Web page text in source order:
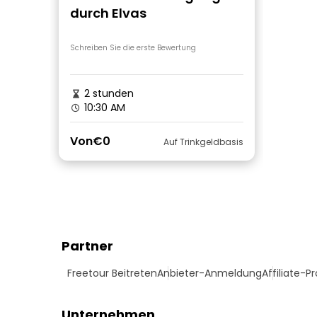
durch Elvas
Schreiben Sie die erste Bewertung
2 stunden
10:30 AM
Von€0 Auf Trinkgeldbasis
Partner
Freetour BeitretenAnbieter-AnmeldungAffiliate-